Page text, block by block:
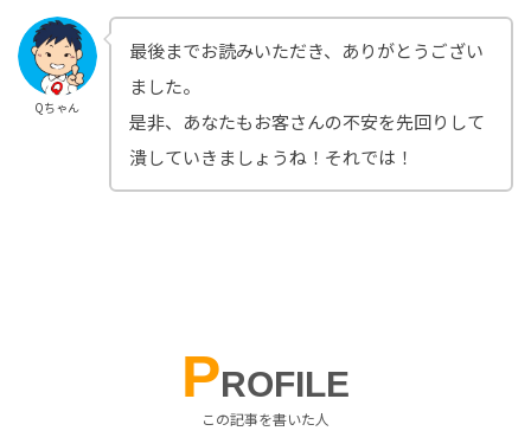
Qちゃん
最後までお読みいただき、ありがとうござい
ました。
是非、あなたもお客さんの不安を先回りして
潰していきましょうね！それでは！
PROFILE
この記事を書いた人